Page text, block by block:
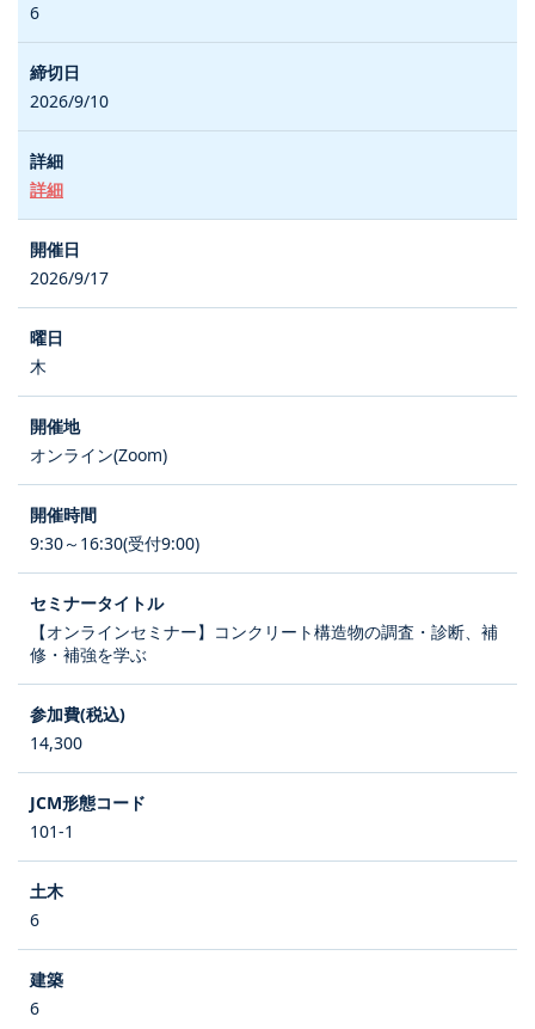
6
2026/9/10
詳細
2026/9/17
木
オンライン(Zoom)
9:30～16:30(受付9:00)
【オンラインセミナー】コンクリート構造物の調査・診断、補
修・補強を学ぶ
14,300
101-1
6
6